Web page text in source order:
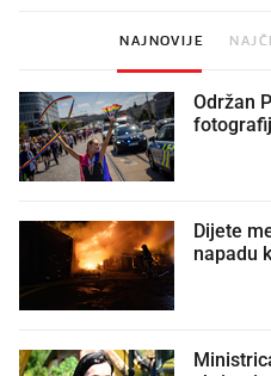
NAJNOVIJE
Održan
Dijete
napadu